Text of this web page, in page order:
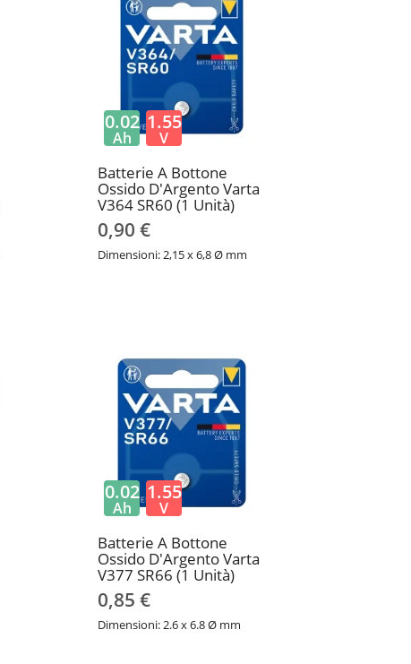
Batterie A Bottone
Ossido D'Argento Varta
V364 SR60 (1 Unità)
0,90 €
Dimensioni: 2,15 x 6,8 Ø mm
0.02
Ah
1.55
V
Batterie A Bottone
Ossido D'Argento Varta
V377 SR66 (1 Unità)
0,85 €
Dimensioni: 2.6 x 6.8 Ø mm
0.02
Ah
1.55
V